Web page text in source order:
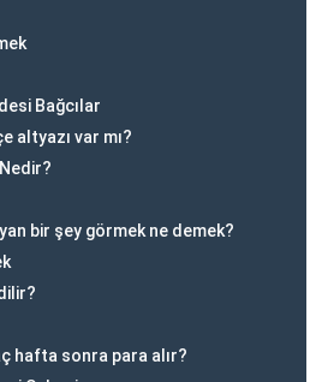
Bağcılar
altyazı var mı?
bir şey görmek ne demek?
hafta sonra para alır?